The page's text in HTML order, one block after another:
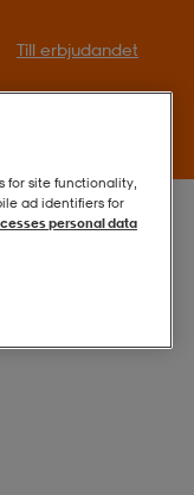
Till erbjudandet
for site functionality,
ad identifiers for
personal data